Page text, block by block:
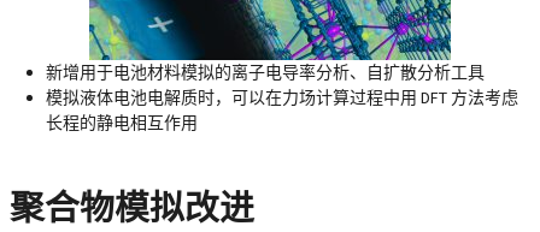
新增用于电池材料模拟的离子电导率分析、自扩散分析工具
模拟液体电池电解质时，可以在力场计算过程中用 DFT 方法考虑
长程的静电相互作用
聚合物模拟改进